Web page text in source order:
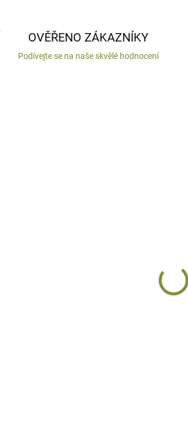
OVĚŘENO ZÁKAZNÍKY
Podívejte se na naše skvělé hodnocení